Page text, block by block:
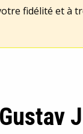
fidélité et à